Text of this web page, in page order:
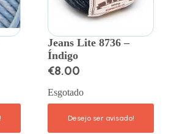
Jeans Lite 8736 –
Índigo
€8.00
Esgotado